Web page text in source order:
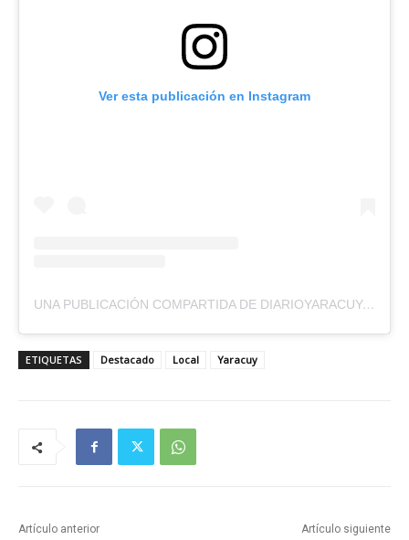
Ver esta publicación en Instagram
UNA PUBLICACIÓN COMPARTIDA DE DIARIOYARACUYALDIA (@DIARIOYARACUYALDIA)
ETIQUETAS Destacado Local Yaracuy
Artículo anterior Artículo siguiente